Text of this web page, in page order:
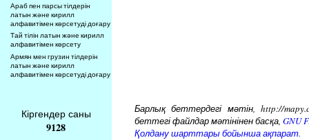
Араб пен парсы тілдерін
латын және кирилл
алфавитімен көрсетуді доғару
Тай тілін латын және кирилл
алфавитімен көрсету
Армян мен грузин тілдерін
латын және кирилл
алфавитімен көрсетуді доғару
Кіргендер саны
9128
Барлық беттердегі мәтін, http://
беттегі файлдар мәтінінен басқа, GNU
Қолдану шарттары бойынша ақпарат.